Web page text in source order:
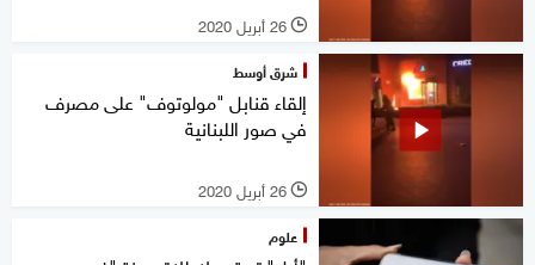
l 26 أبريل 2020
شرق أوسط
إلقاء قنابل "مولوتوف" على مصرف
في صور اللبنانية
l 26 أبريل 2020
علوم